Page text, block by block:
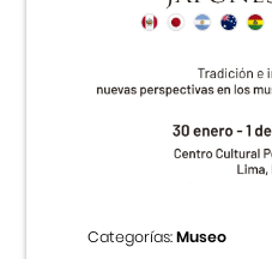
Categorías:Museo